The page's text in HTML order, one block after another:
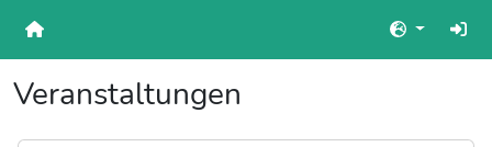
Veranstaltungen